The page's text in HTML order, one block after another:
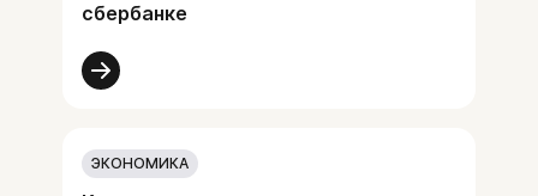
сбербанке
ЭКОНОМИКА